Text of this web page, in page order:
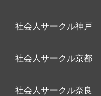
社会人サークル神戸
社会人サークル京都
社会人サークル奈良